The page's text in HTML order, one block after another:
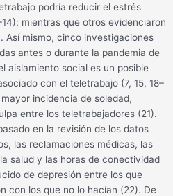
podría reducir el estrés
mientras que otros evidenciaron
Así mismo, cinco investigaciones
antes o durante la pandemia de
aislamiento social es un posible
con el teletrabajo (7, 15, 18–
incidencia de soledad,
entre los teletrabajadores (21).
en la revisión de los datos
las reclamaciones médicas, las
salud y las horas de conectividad
de depresión entre los que
con los que no lo hacían (22). De